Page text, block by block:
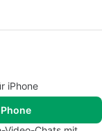
iPhone